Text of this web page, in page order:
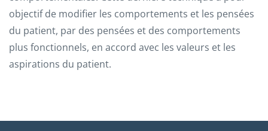
objectif de modifier les comportements et les pensées
du patient, par des pensées et des comportements
plus fonctionnels, en accord avec les valeurs et les
aspirations du patient.